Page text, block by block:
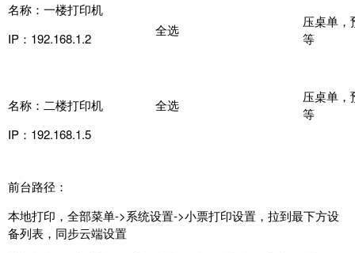
名称：一楼打印机
IP：192.168.1.2
全选
压桌单，
等
名称：二楼打印机
IP：192.168.1.5
全选
压桌单，
等
前台路径：
本地打印，全部菜单->系统设置->小票打印设置，拉到最下方设
备列表，同步云端设置